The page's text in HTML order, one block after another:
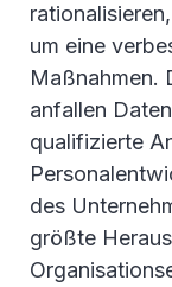
um eine
Maßnahmen.
anfallen
qualifizierte
des
größte